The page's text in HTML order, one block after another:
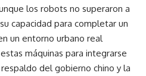
los robots no superaron a
capacidad para completar un
un entorno urbano real
máquinas para integrarse
del gobierno chino y la